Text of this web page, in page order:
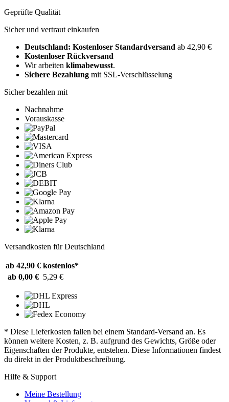
Geprüfte Qualität
Sicher und vertraut einkaufen
Deutschland: Kostenloser Standardversand ab 42,90 €
Kostenloser Rückversand
Wir arbeiten klimabewusst.
Sichere Bezahlung mit SSL-Verschlüsselung
Sicher bezahlen mit
Nachnahme
Vorauskasse
Versandkosten für Deutschland
ab 42,90 € kostenlos*
ab 0,00 € 5,29 €
* Diese Lieferkosten fallen bei einem Standard-Versand an. Es
können weitere Kosten, z. B. aufgrund des Gewichts, Größe oder
Eigenschaften der Produkte, entstehen. Diese Informationen findest
du direkt in der Produktbeschreibung.
Hilfe & Support
Meine Bestellung